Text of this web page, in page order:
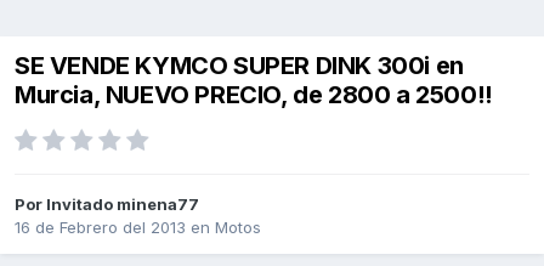
SE VENDE KYMCO SUPER DINK 300i en
Murcia, NUEVO PRECIO, de 2800 a 2500!!
Por Invitado minena77
16 de Febrero del 2013 en Motos